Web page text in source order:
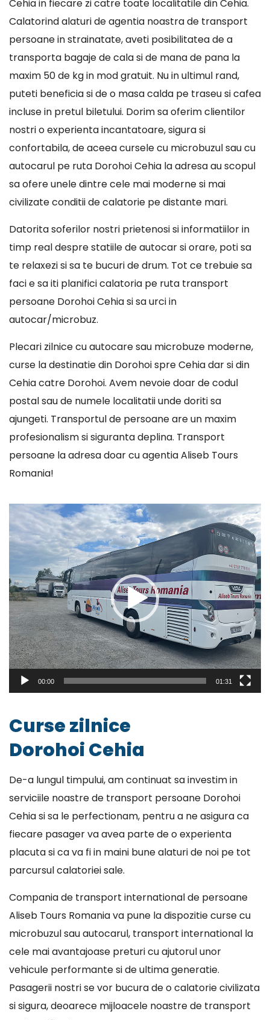
Cehia in fiecare zi catre toate localitatile din Cehia.
Calatorind alaturi de agentia noastra de transport
persoane in strainatate, aveti posibilitatea de a
transporta bagaje de cala si de mana de pana la
maxim 50 de kg in mod gratuit. Nu in ultimul rand,
puteti beneficia si de o masa calda pe traseu si cafea
incluse in pretul biletului. Dorim sa oferim clientilor
nostri o experienta incantatoare, sigura si
confortabila, de aceea cursele cu microbuzul sau cu
autocarul pe ruta Dorohoi Cehia la adresa au scopul
sa ofere unele dintre cele mai moderne si mai
civilizate conditii de calatorie pe distante mari.
Datorita soferilor nostri prietenosi si informatiilor in
timp real despre statiile de autocar si orare, poti sa
te relaxezi si sa te bucuri de drum. Tot ce trebuie sa
faci e sa iti planifici calatoria pe ruta transport
persoane Dorohoi Cehia si sa urci in
autocar/microbuz.
Plecari zilnice cu autocare sau microbuze moderne,
curse la destinatie din Dorohoi spre Cehia dar si din
Cehia catre Dorohoi. Avem nevoie doar de codul
postal sau de numele localitatii unde doriti sa
ajungeti. Transportul de persoane are un maxim
profesionalism si siguranta deplina. Transport
persoane la adresa doar cu agentia Aliseb Tours
Romania!
Player
video
00:00 01:31
Curse zilnice
Dorohoi Cehia
De-a lungul timpului, am continuat sa investim in
serviciile noastre de transport persoane Dorohoi
Cehia si sa le perfectionam, pentru a ne asigura ca
fiecare pasager va avea parte de o experienta
placuta si ca va fi in maini bune alaturi de noi pe tot
parcursul calatoriei sale.
Compania de transport international de persoane
Aliseb Tours Romania va pune la dispozitie curse cu
microbuzul sau autocarul, transport international la
cele mai avantajoase preturi cu ajutorul unor
vehicule performante si de ultima generatie.
Pasagerii nostri se vor bucura de o calatorie civilizata
si sigura, deoarece mijloacele noastre de transport